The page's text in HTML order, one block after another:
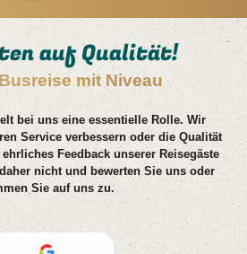
auf Qualität!
mit Niveau
bei uns eine essentielle Rolle. Wir
Service verbessern oder die Qualität
Feedback unserer Reisegäste
nicht und bewerten Sie uns oder
Sie auf uns zu.